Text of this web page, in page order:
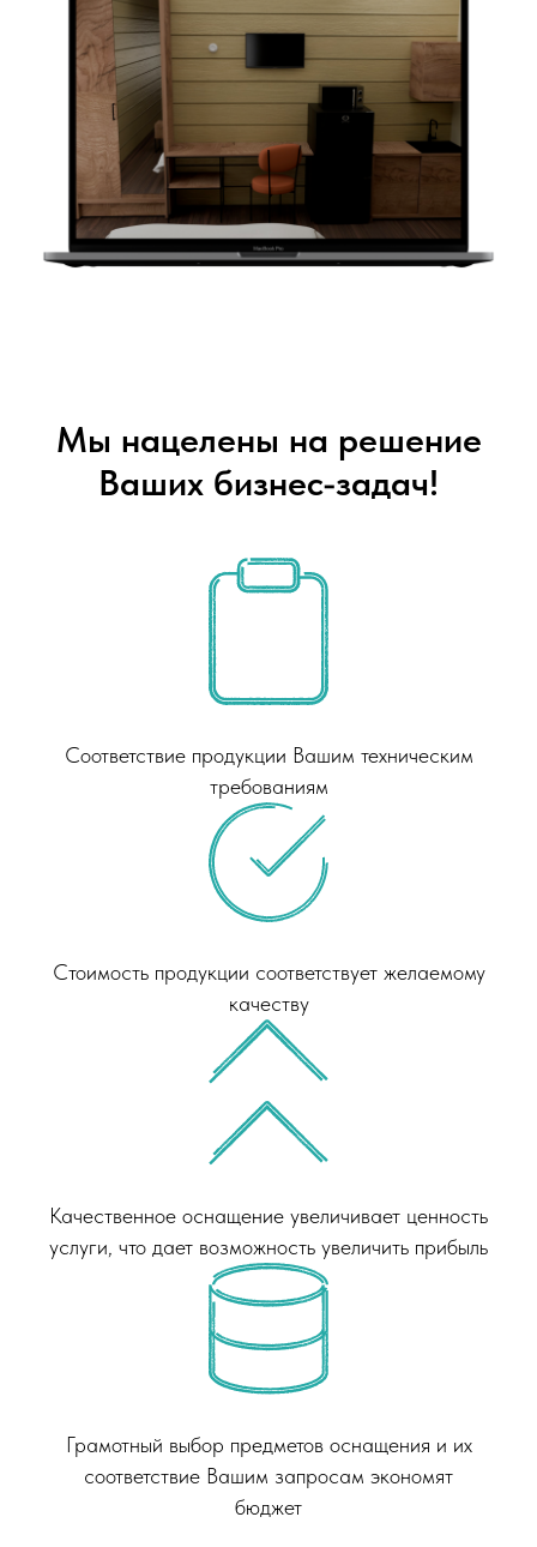
Мы нацелены на решение
Ваших бизнес-задач!
Соответствие продукции Вашим техническим
требованиям
Стоимость продукции соответствует желаемому
качеству
Качественное оснащение увеличивает ценность
услуги, что дает возможность увеличить прибыль
Грамотный выбор предметов оснащения и их
соответствие Вашим запросам экономят
бюджет